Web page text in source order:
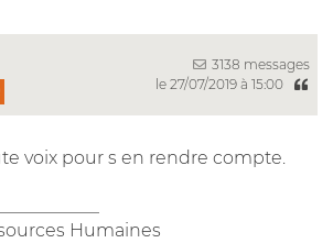
3138 messages
le 27/07/2019 à 15:00
voix pour s en rendre compte.
Humaines